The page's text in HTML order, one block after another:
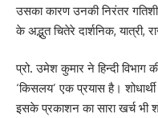
उसका कारण उनकी निरंतर
के अद्भुत चितेरे दार्शनिक, यात्री,
प्रो. उमेश कुमार ने हिन्दी विभाग
‘किसलय’ एक प्रयास है।
इसके प्रकाशन का सारा खर्च भी